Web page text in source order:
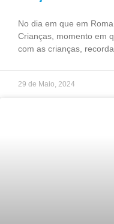
No dia em que em
Crianças, momento em
com as crianças,
29 de Maio, 2024